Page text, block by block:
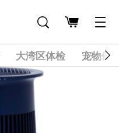
大湾区体检 宠物健